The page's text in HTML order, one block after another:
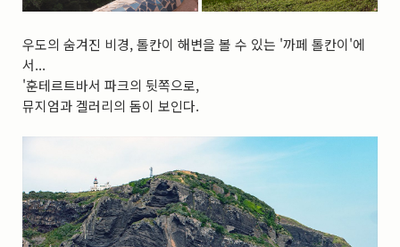
사진전시회(24)
졸업50 (57)
기타(94)
그래픽(14)
공연(9)
기타등등
우도의 숨겨진 비경, 톨칸이 해변을 볼 수 있는 '까페 톨칸이'에
서...
'훈테르트바서 파크의 뒷쪽으로,
뮤지엄과 겔러리의 돔이 보인다.